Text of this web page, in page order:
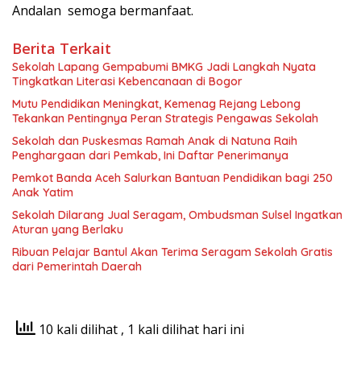
Andalan semoga bermanfaat.
Berita Terkait
Sekolah Lapang Gempabumi BMKG Jadi Langkah Nyata
Tingkatkan Literasi Kebencanaan di Bogor
Mutu Pendidikan Meningkat, Kemenag Rejang Lebong
Tekankan Pentingnya Peran Strategis Pengawas Sekolah
Sekolah dan Puskesmas Ramah Anak di Natuna Raih
Penghargaan dari Pemkab, Ini Daftar Penerimanya
Pemkot Banda Aceh Salurkan Bantuan Pendidikan bagi 250
Anak Yatim
Sekolah Dilarang Jual Seragam, Ombudsman Sulsel Ingatkan
Aturan yang Berlaku
Ribuan Pelajar Bantul Akan Terima Seragam Sekolah Gratis
dari Pemerintah Daerah
10 kali dilihat , 1 kali dilihat hari ini